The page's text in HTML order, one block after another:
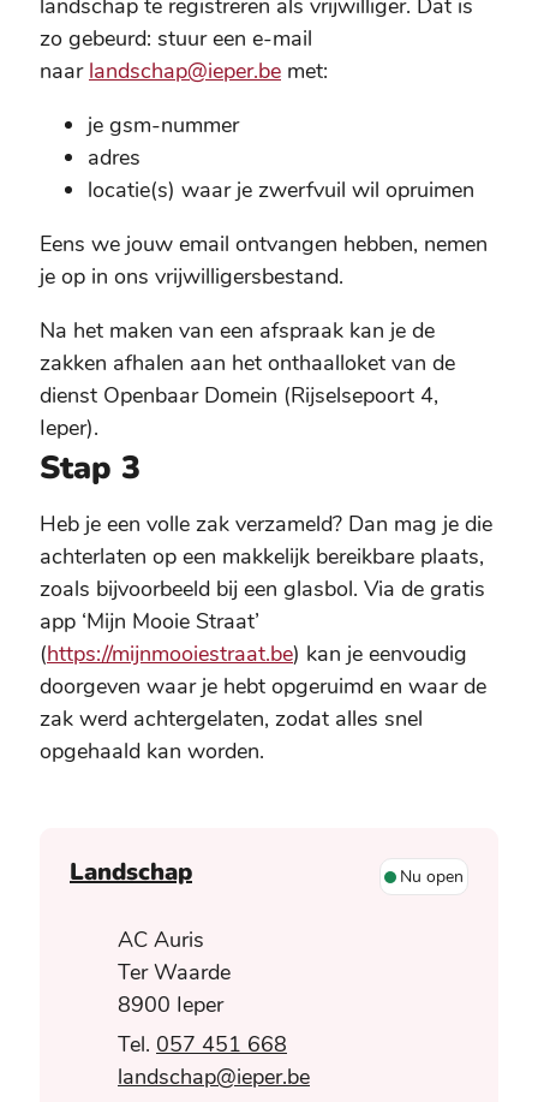
landschap te registreren als vrijwilliger. Dat is
zo gebeurd: stuur een e-mail
naar landschap@ieper.be met:
je gsm-nummer
adres
locatie(s) waar je zwerfvuil wil opruimen
Eens we jouw email ontvangen hebben, nemen
je op in ons vrijwilligersbestand.
Na het maken van een afspraak kan je de
zakken afhalen aan het onthaalloket van de
dienst Openbaar Domein (Rijselsepoort 4,
Ieper).
Stap 3
Heb je een volle zak verzameld? Dan mag je die
achterlaten op een makkelijk bereikbare plaats,
zoals bijvoorbeeld bij een glasbol. Via de gratis
app ‘Mijn Mooie Straat’
(https://mijnmooiestraat.be) kan je eenvoudig
doorgeven waar je hebt opgeruimd en waar de
zak werd achtergelaten, zodat alles snel
opgehaald kan worden.
Landschap Nu open
AdresAC Auris
Ter Waarde
,8900 Ieper
057 451 668
E-maillandschap@ieper.be